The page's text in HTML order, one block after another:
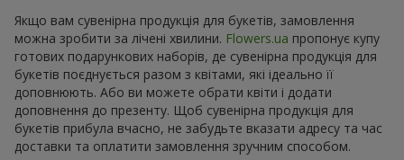
Якщо вам сувенірна продукція для букетів, замовлення
можна зробити за лічені хвилини. Flowers.ua пропонує купу
готових подарункових наборів, де сувенірна продукція для
букетів поєднується разом з квітами, які ідеально її
доповнюють. Або ви можете обрати квіти і додати
доповнення до презенту. Щоб сувенірна продукція для
букетів прибула вчасно, не забудьте вказати адресу та час
доставки та оплатити замовлення зручним способом.